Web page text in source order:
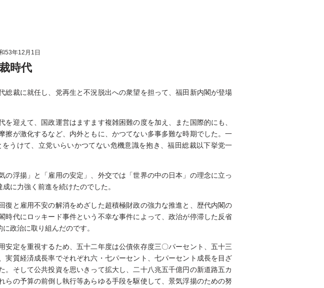
53年12月1日
時代
裁に就任し、党再生と不況脱出への衆望を担って、福田新内閣が登場
迎えて、国政運営はますます複雑困難の度を加え、また国際的にも、
が激化するなど、内外ともに、かつてない多事多難な時期でした。一
うけて、立党いらいかつてない危機意識を抱き、福田総裁以下挙党一
浮揚」と「雇用の安定」、外交では「世界の中の日本」の理念に立っ
に力強く前進を続けたのでした。
と雇用不安の解消をめざした超積極財政の強力な推進と、歴代内閣の
代にロッキード事件という不幸な事件によって、政治が停滞した反省
政治に取り組んだのです。
定を重視するため、五十二年度は公債依存度三〇パーセント、五十三
質経済成長率でそれぞれ六・七パーセント、七パーセント成長を目ざ
そして公共投資を思いきって拡大し、二十八兆五千億円の新道路五カ
の予算の前倒し執行等あらゆる手段を駆使して、景気浮揚のための努